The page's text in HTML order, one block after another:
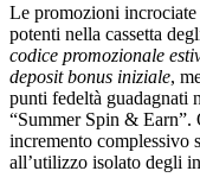
Le promozioni incrociate
potenti nella cassetta
codice promozionale
deposit​​​​​​ ​bonus iniziale,
punti fedeltà guadagnati
“Summer Spin & Earn”.
incremento complessivo
all’utilizzo isolato degli